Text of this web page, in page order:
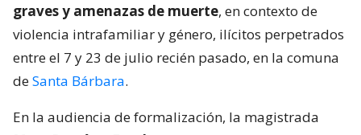
graves y amenazas de muerte, en contexto de
violencia intrafamiliar y género, ilícitos perpetrados
entre el 7 y 23 de julio recién pasado, en la comuna
deSanta Bárbara.
En la audiencia de formalización, la magistrada